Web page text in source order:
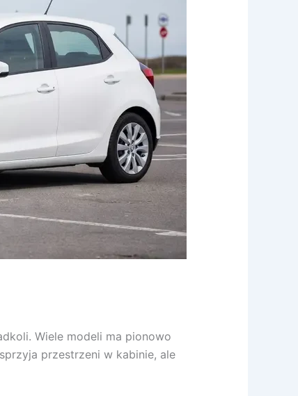
Wiele modeli ma pionowo
przestrzeni w kabinie, ale